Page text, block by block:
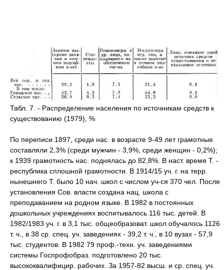
Табл. 7. - Распределение населения по источникам средств к
существованию (1979), %
По переписи 1897, среди нас. в возрасте 9-49 лет грамотные
составляли 2,3% (среди мужчин - 3,9%, среди женщин - 0,2%);
к 1939 грамотность нас. поднялась до 82,8%. В наст. время Т. -
республика сплошной грамотности. В 1914/15 уч. г. на терр.
нынешнего Т. было 10 нач. школ с числом уч-ся 370 чел. После
установления Сов. власти создана нац. школа с
преподаванием на родном языке. В 1982 в постоянных
дошкольных учреждениях воспитывалось 116 тыс. детей. В
1982/1983 уч. г. в 3,1 тыс. общеобразоват. школ обучалось 1126
т. ч., в 38 ср. спец. уч. заведениях - 39,2 т. ч., в 10 вузах - 57,9
тыс. студентов. В 1982 79 проф.-техн. уч. заведениями
системы Госпрофобраз. подготовлено 20 тыс.
высококвалифицир. рабочих. За 1957-82 высш. и ср. спец. уч.